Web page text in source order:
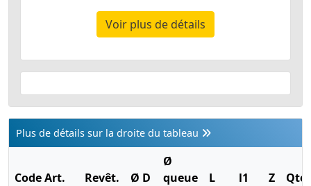
Voir plus de détails
Plus de détails sur la droite du tableau
Code Art. Revêt. Ø D
Ø
queue
L l1 Z
Qté